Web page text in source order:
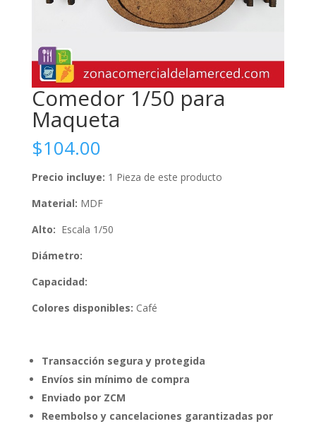
Comedor 1/50 para
Maqueta
$104.00
Precio incluye: 1 Pieza de este producto
Material: MDF
Alto: Escala 1/50
Diámetro:
Capacidad:
Colores disponibles: Café
Transacción segura y protegida
Envíos sin mínimo de compra
Enviado por ZCM
Reembolso y cancelaciones garantizadas por